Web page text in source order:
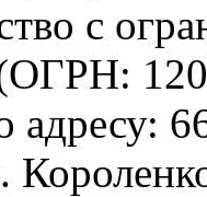
с
адресу: